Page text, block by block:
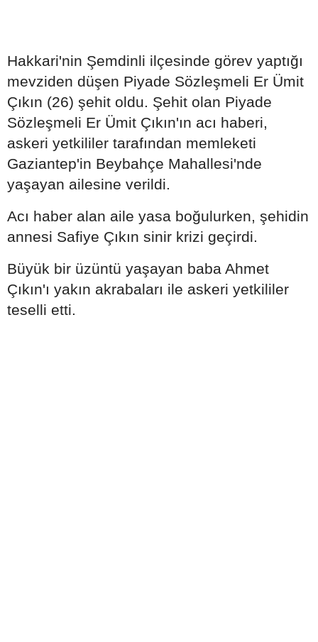
Hakkari'nin Şemdinli ilçesinde görev yaptığı
mevziden düşen Piyade Sözleşmeli Er Ümit
Çıkın (26) şehit oldu. Şehit olan Piyade
Sözleşmeli Er Ümit Çıkın'ın acı haberi,
askeri yetkililer tarafından memleketi
Gaziantep'in Beybahçe Mahallesi'nde
yaşayan ailesine verildi.
Acı haber alan aile yasa boğulurken, şehidin
annesi Safiye Çıkın sinir krizi geçirdi.
Büyük bir üzüntü yaşayan baba Ahmet
Çıkın'ı yakın akrabaları ile askeri yetkililer
teselli etti.